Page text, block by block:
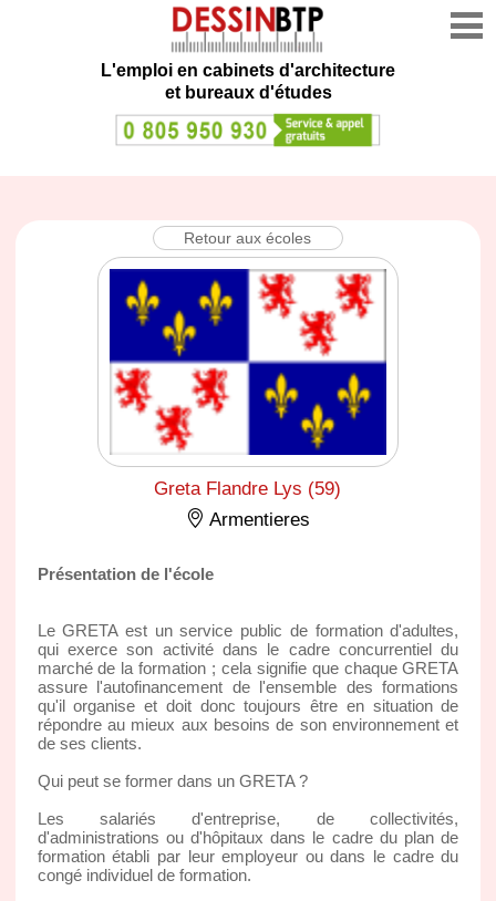
L'emploi en cabinets d'architecture
et bureaux d'études
Retour aux écoles
Greta Flandre Lys (59)
Armentieres
Présentation de l'école
Le GRETA est un service public de formation d'adultes,
qui exerce son activité dans le cadre concurrentiel du
marché de la formation ; cela signifie que chaque GRETA
assure l'autofinancement de l'ensemble des formations
qu'il organise et doit donc toujours être en situation de
répondre au mieux aux besoins de son environnement et
de ses clients.
Qui peut se former dans un GRETA ?
Les salariés d'entreprise, de collectivités,
d'administrations ou d'hôpitaux dans le cadre du plan de
formation établi par leur employeur ou dans le cadre du
congé individuel de formation.